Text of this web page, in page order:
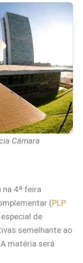
Câmara
na 4ª feira
(PLP
de
semelhante ao
matéria será